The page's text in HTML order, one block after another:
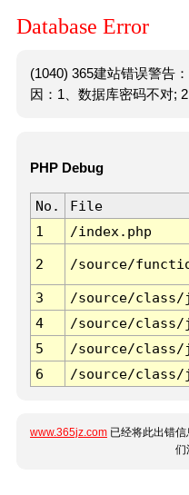
Database Error
(1040) 365建站错误警告
因：1、数据库密码不对;
PHP Debug
No. File
1
/index.php
2 /source/
3 /source/class/
4
/source/class/
5
/source/class/
6
/source/class/
www.365jz.com 已经将此出错
们